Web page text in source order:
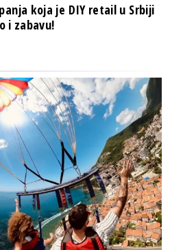
koja je DIY retail u Srbiji
i zabavu!